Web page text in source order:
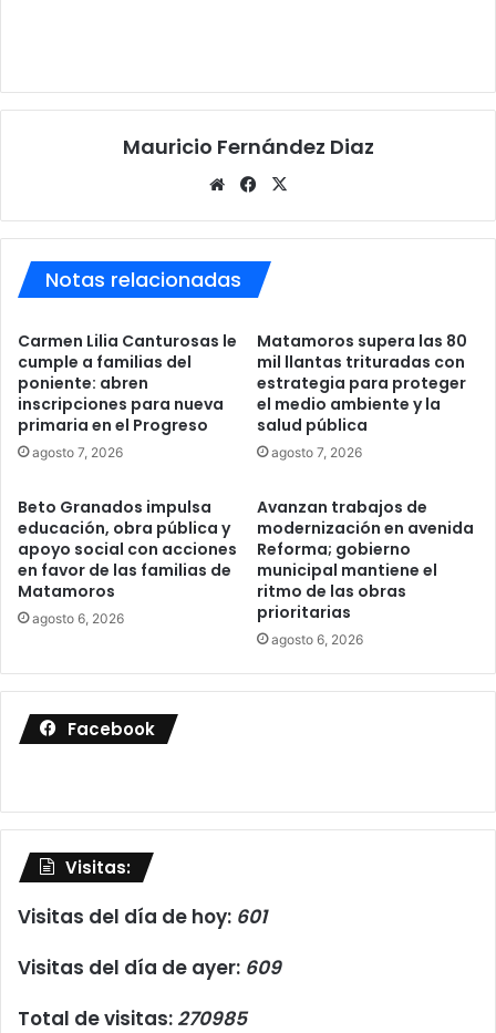
Mauricio Fernández Diaz
Sitio
Facebook
Notas relacionadas
Carmen Lilia Canturosas le
cumple a familias del
poniente: abren
inscripciones para nueva
primaria en el Progreso
agosto 7, 2026
Matamoros supera las 80
mil llantas trituradas con
estrategia para proteger
el medio ambiente y la
salud pública
agosto 7, 2026
Beto Granados impulsa
educación, obra pública y
apoyo social con acciones
en favor de las familias de
Matamoros
agosto 6, 2026
Avanzan trabajos de
modernización en avenida
Reforma; gobierno
municipal mantiene el
ritmo de las obras
prioritarias
agosto 6, 2026
Facebook
Visitas:
Visitas del día de hoy: 601
Visitas del día de ayer: 609
Total de visitas: 270985